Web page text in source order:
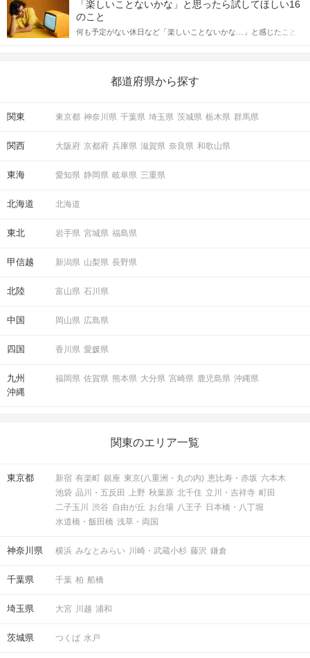
合にどのような行動に繋げるべきかをご紹介していきます。
っしゃるのではないでしょうか。 そこで今回は、男性から女性へ
送るLINEでのデートの誘い方のコツをご紹介します。例文も混じ
えながら解説するので、ぜひ参考にしてください。
「楽しいことないかな」と思ったら試してほしい16
のこと
何も予定がない休日など「楽しいことないかな…」と感じたこと
の楽しいことアイデアを集めました♪ いままさに楽しいことを探し
都道府県から探す
関東 東京都 神奈川県 千葉県 埼玉県 茨城県 栃木県 群馬県
関西 大阪府 京都府 兵庫県 滋賀県 奈良県 和歌山県
東海 愛知県 静岡県 岐阜県 三重県
北海道 北海道
東北 岩手県 宮城県 福島県
甲信越 新潟県 山梨県 長野県
北陸 富山県 石川県
中国 岡山県 広島県
四国 香川県 愛媛県
九州
沖縄
福岡県 佐賀県 熊本県 大分県 宮崎県 鹿児島県 沖縄県
関東のエリア一覧
東京都 新宿 有楽町 銀座 東京(八重洲・丸の内) 恵比寿・赤坂 六本木
池袋 品川・五反田 上野 秋葉原 北千住 立川・吉祥寺 町田
二子玉川
渋谷 自由が丘 お台場 八王子 日本橋・八丁堀
水道橋・飯田橋 浅草・両国
神奈川県 横浜 みなとみらい 川崎・武蔵小杉 藤沢 鎌倉
千葉県 千葉 柏 船橋
埼玉県 大宮 川越 浦和
茨城県 つくば 水戸